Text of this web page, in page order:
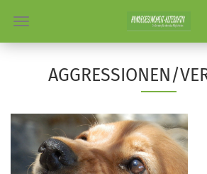
AGGRESSIONEN/